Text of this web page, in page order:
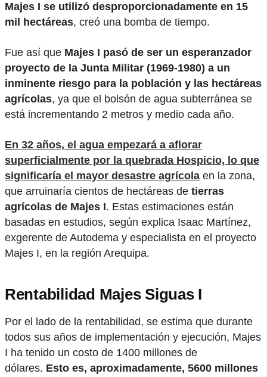
Majes I se utilizó desproporcionadamente en 15
mil hectáreas, creó una bomba de tiempo.
Fue así que Majes I pasó de ser un esperanzador
proyecto de la Junta Militar (1969-1980) a un
inminente riesgo para la población y las hectáreas
agrícolas, ya que el bolsón de agua subterránea se
está incrementando 2 metros y medio cada año.
En 32 años, el agua empezará a aflorar
superficialmente por la quebrada Hospicio, lo que
significaría el mayor desastre agrícola en la zona,
que arruinaría cientos de hectáreas de tierras
agrícolas de Majes I. Estas estimaciones están
basadas en estudios, según explica Isaac Martínez,
exgerente de Autodema y especialista en el proyecto
Majes I, en la región Arequipa.
Rentabilidad Majes Siguas I
Por el lado de la rentabilidad, se estima que durante
todos sus años de implementación y ejecución, Majes
I ha tenido un costo de 1400 millones de
dólares. Esto es, aproximadamente, 5600 millones